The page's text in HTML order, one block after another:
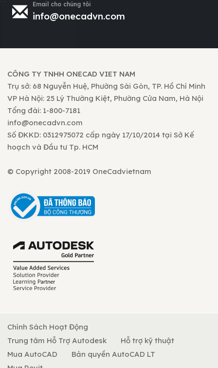
Email cho chúng tôi
info@onecadvn.com
CÔNG TY TNHH ONECAD VIET NAM
Trụ sở: 68 Nguyễn Huệ, Phường Sài Gòn, TP. Hồ Chí Minh
VP Hà Nội: 25 Lý Thường Kiệt, Phường Cửa Nam, Hà Nội
Tổng đài: 1-800-7181
info@onecadvn.com
Số ĐKKD: 0312975072 cấp ngày 17/10/2014 tại Sở Kế
hoạch và Đầu tư Tp. HCM
© Copyright 2008-2019 OneCadvietnam
Chính Sách Hoạt Động
Trung tâm Hỗ Trợ Autodesk
Hỗ trợ kỹ thuật
Mua AutoCAD
Bản quyền AutoCAD LT